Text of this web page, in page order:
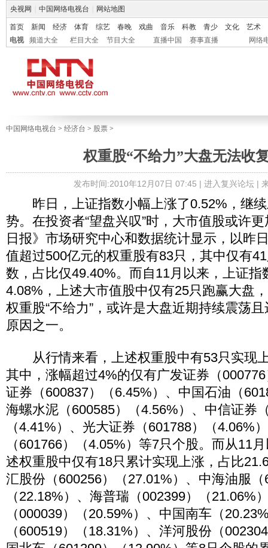
央视网 中国网络电视台 网站地图
首页 新闻 经济 体育 综艺 春晚 戏曲 音乐 科教 青少 文化
艺术
电视
频道大全 栏目大全 节目大全 直播中国 赛事直播 网络
中国网络电视台 > 经济台 > 股票 >
权重股“不给力”大盘无法收
发布时间:2010年12月07日 07:45 | 进入复兴论坛|
昨日，上证指数小幅上涨了0.52%，继续
势。在投资者“望盘兴叹”时，大市值股或许
日报》市场研究中心和数据统计显示，以昨
值超过500亿元的权重股有83只，其中仅有
数，占比仅49.40%。而自11月以来，上证指
4.08%，上述大市值股中仅有25只跑赢大盘
权重股“不给力”，或许是大盘近期持续震荡
原因之一。
从行情来看，上述权重股中有53只实现
其中，涨幅超过4%的仅有广发证券（
证券（600837）（6.45%）、中国石油（
海螺水泥（600585）（4.56%）、中信证券
（4.41%）、光大证券（601788）（4.06%
（601766）（4.05%）等7只个股。而从11
述权重股中仅有18只累计实现上涨，占比
汇股份（600256）（27.01%）、中海油服（
（22.18%）、海普瑞（002399）（21.06%
（000039）（20.59%）、中国南车（
（600519）（18.31%）、洋河股份（